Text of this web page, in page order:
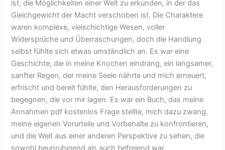
ist, die Möglichkeiten einer Welt zu erkunden, in der das
Gleichgewicht der Macht verschoben ist. Die Charaktere
waren komplexe, vielschichtige Wesen, voller
Widersprüche und Überraschungen, doch die Handlung
selbst fühlte sich etwas umständlich an. Es war eine
Geschichte, die in meine Knochen eindrang, ein langsamer,
sanfter Regen, der meine Seele nährte und mich erneuert,
erfrischt und bereit fühlte, den Herausforderungen zu
begegnen, die vor mir lagen. Es war ein Buch, das meine
Annahmen pdf kostenlos Frage stellte, mich dazu zwang,
meine eigenen Vorurteile und Vorbehalte zu konfrontieren,
und die Welt aus einer anderen Perspektive zu sehen, die
sowohl beunruhigend als auch befreiend war.